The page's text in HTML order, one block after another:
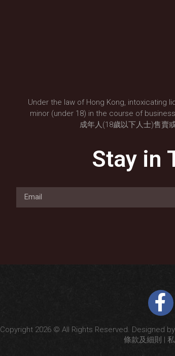
Under the law of Hong Kong, intoxicating
minor (under 18) in the course of
成年人(18歲以下人士)售賣
Stay in
Copyright 2026 © All Rights Reserved. Designed
條款及細則 |